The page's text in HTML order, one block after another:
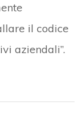
il codice
aziendali”.